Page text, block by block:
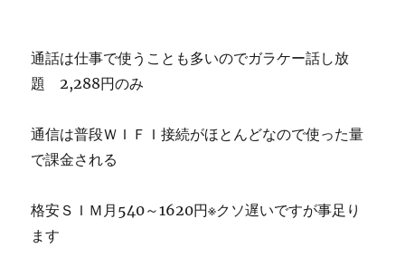
通話は仕事で使うことも多いのでガラケー話し放
題 2,288円のみ
通信は普段ＷＩＦＩ接続がほとんどなので使った量
で課金される
格安ＳＩＭ月540～1620円※クソ遅いですが事足り
ます